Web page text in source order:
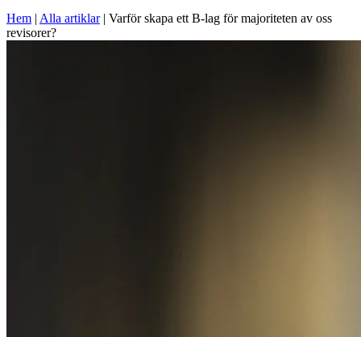
Hem | Alla artiklar| Varför skapa ett B-lag för majoriteten av oss
revisorer?